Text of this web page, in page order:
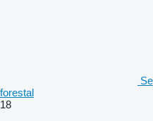
forestal
18